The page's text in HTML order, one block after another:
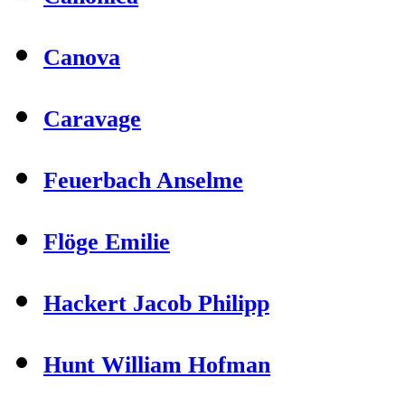
Canova
Caravage
Feuerbach Anselme
Flöge Emilie
Hackert Jacob Philipp
Hunt William Hofman